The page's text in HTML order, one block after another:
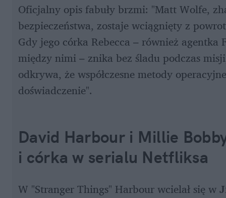
Oficjalny opis fabuły brzmi: "Matt Wolfe,
bezpieczeństwa, zostaje wciągnięty z
Gdy jego córka Rebecca – również
między nimi – znika bez śladu podczas
odkrywa, że współczesne metody
doświadczenie".
David Harbour i Millie
i córka w serialu Netfliksa
W "Stranger Things" Harbour wcielał się w